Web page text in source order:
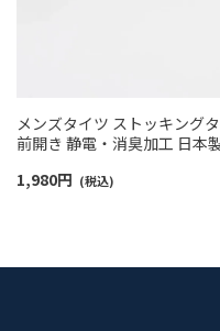
メンズタイツ ストッキング
前開き 静電・消臭加工 日本
1,980円 (税込)